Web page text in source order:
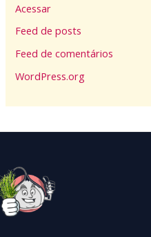
Acessar
Feed de posts
Feed de comentários
WordPress.org